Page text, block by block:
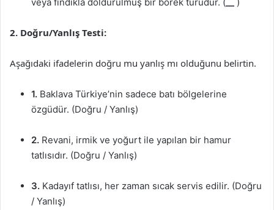
2. Doğru/Yanlış Testi:
Aşağıdaki ifadelerin doğru mu yanlış mı olduğunu belirtin.
1. Baklava Türkiye’nin sadece batı bölgelerine
özgüdür. (Doğru / Yanlış)
2. Revani, irmik ve yoğurt ile yapılan bir hamur
tatlısıdır. (Doğru / Yanlış)
3. Kadayıf tatlısı, her zaman sıcak servis edilir. (Doğru
/ Yanlış)